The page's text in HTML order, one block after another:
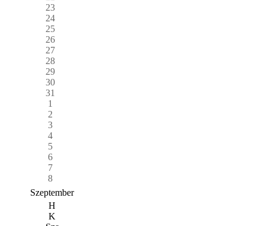
23
24
25
26
27
28
29
30
31
1
2
3
4
5
6
7
8
Szeptember
H
K